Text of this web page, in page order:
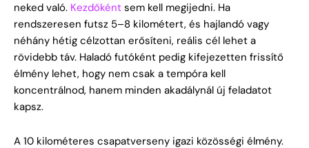
neked való. Kezdőként sem kell megijedni. Ha
rendszeresen futsz 5–8 kilométert, és hajlandó vagy
néhány hétig célzottan erősíteni, reális cél lehet a
rövidebb táv. Haladó futóként pedig kifejezetten frissítő
élmény lehet, hogy nem csak a tempóra kell
koncentrálnod, hanem minden akadálynál új feladatot
kapsz.
A 10 kilométeres csapatverseny igazi közösségi élmény.